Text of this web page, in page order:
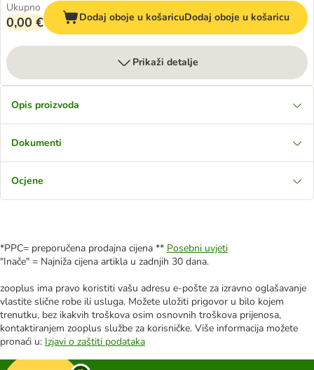
Ukupno
0,00 € Dodaj oboje u košaricuDodaj oboje u košaricu
Prikaži detalje
Opis proizvoda
Dokumenti
Ocjene
*PPC= preporučena prodajna cijena ** Posebni uvjeti
"Inače" = Najniža cijena artikla u zadnjih 30 dana.
zooplus ima pravo koristiti vašu adresu e-pošte za izravno oglašavanje
vlastite slične robe ili usluga. Možete uložiti prigovor u bilo kojem
trenutku, bez ikakvih troškova osim osnovnih troškova prijenosa,
kontaktiranjem zooplus službe za korisničke. Više informacija možete
pronaći u: Izjavi o zaštiti podataka